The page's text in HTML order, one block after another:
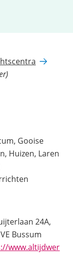
Gooise
Huizen, Laren
24A,
Bussum
www.altijdwer